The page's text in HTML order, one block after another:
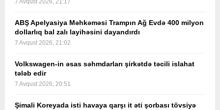
7 Avqust 2026, 21:17
ABŞ Apelyasiya Məhkəməsi Trampın Ağ Evdə 400 milyon
dollarlıq bal zalı layihəsini dayandırdı
7 Avqust 2026, 21:02
Volkswagen-in əsas səhmdarları şirkətdə təcili islahat
tələb edir
7 Avqust 2026, 20:51
Şimali Koreyada isti havaya qarşı it əti şorbası tövsiyə